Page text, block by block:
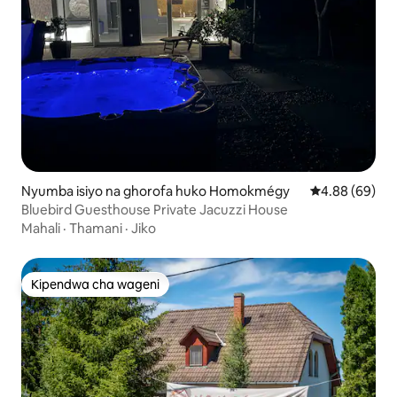
Nyumba isiyo na ghorofa huko Homokmégy Ukadiriaji wa
4.88 (69)
Bluebird Guesthouse Private Jacuzzi House
Mahali · Thamani · Jiko
Kipendwa cha wageni
Kipendwa cha wageni